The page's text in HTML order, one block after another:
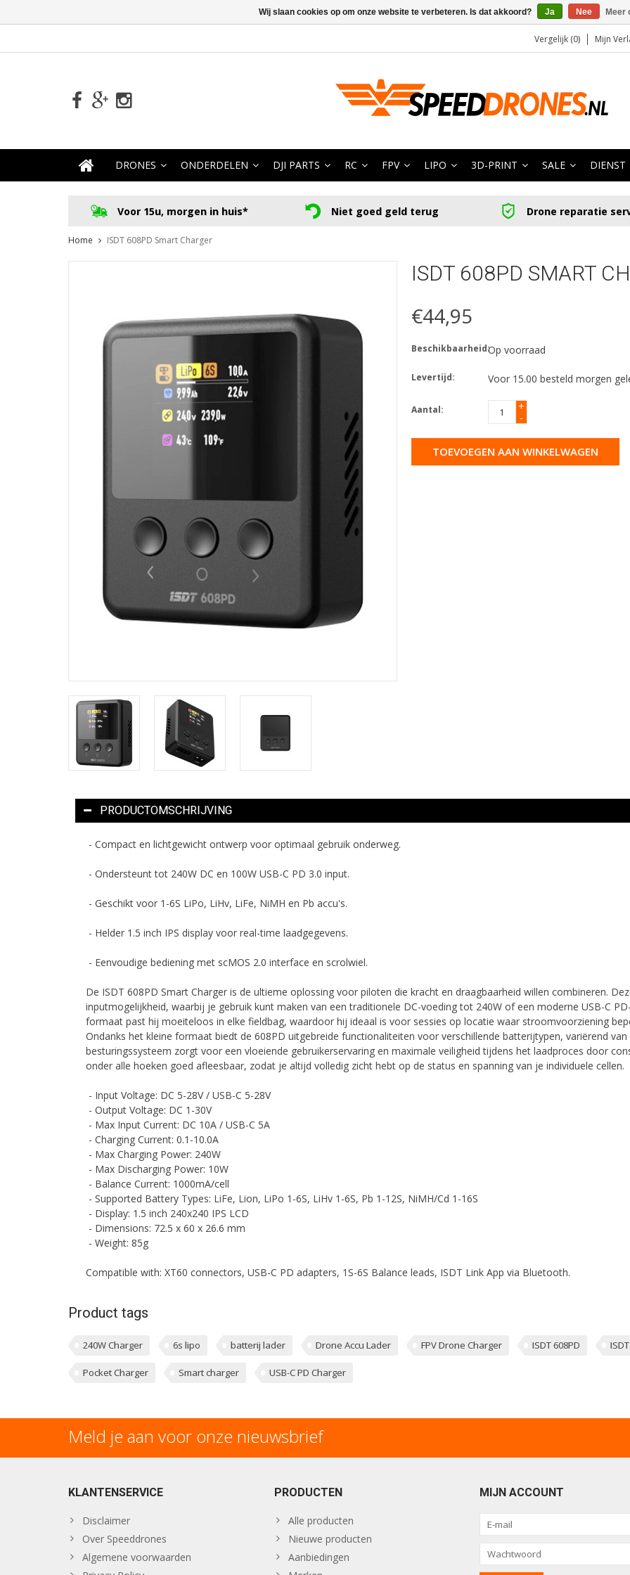
Vergelijk (0) Mijn
DRONES ONDERDELEN DJI PARTS RC FPV LIPO 3D-PRINT SALE DIENST
Voor 15u, morgen in huis* Niet goed geld terug Drone reparatie
Home ISDT 608PD Smart Charger
ISDT 608PD SMART
€44,95
Beschikbaarheid:Op voorraad
Levertijd: Voor 15.00 besteld morgen
Aantal:
+
-
TOEVOEGEN AAN WINKELWAGEN
PRODUCTOMSCHRIJVING
- Compact en lichtgewicht ontwerp voor optimaal gebruik onderweg.
- Ondersteunt tot 240W DC en 100W USB-C PD 3.0 input.
- Geschikt voor 1-6S LiPo, LiHv, LiFe, NiMH en Pb accu's.
- Helder 1.5 inch IPS display voor real-time laadgegevens.
- Eenvoudige bediening met scMOS 2.0 interface en scrolwiel.
De ISDT 608PD Smart Charger is de ultieme oplossing voor piloten die kracht en draagbaarheid willen combineren.
inputmogelijkheid, waarbij je gebruik kunt maken van een traditionele DC-voeding tot 240W of een moderne USB-C
formaat past hij moeiteloos in elke fieldbag, waardoor hij ideaal is voor sessies op locatie waar stroomvoorziening
Ondanks het kleine formaat biedt de 608PD uitgebreide functionaliteiten voor verschillende batterijtypen, variërend
besturingssysteem zorgt voor een vloeiende gebruikerservaring en maximale veiligheid tijdens het laadproces door
onder alle hoeken goed afleesbaar, zodat je altijd volledig zicht hebt op de status en spanning van je individuele cellen.
- Input Voltage: DC 5-28V / USB-C 5-28V
- Output Voltage: DC 1-30V
- Max Input Current: DC 10A / USB-C 5A
- Charging Current: 0.1-10.0A
- Max Charging Power: 240W
- Max Discharging Power: 10W
- Balance Current: 1000mA/cell
- Supported Battery Types: LiFe, Lion, LiPo 1-6S, LiHv 1-6S, Pb 1-12S, NiMH/Cd 1-16S
- Display: 1.5 inch 240x240 IPS LCD
- Dimensions: 72.5 x 60 x 26.6 mm
- Weight: 85g
Compatible with: XT60 connectors, USB-C PD adapters, 1S-6S Balance leads, ISDT Link App via Bluetooth.
Product tags
240W Charger 6s lipo batterij lader Drone Accu Lader FPV Drone Charger ISDT 608PD
Pocket Charger Smart charger USB-C PD Charger
Meld je aan voor onze nieuwsbrief
KLANTENSERVICE
Disclaimer
Over Speeddrones
Algemene voorwaarden
PRODUCTEN
Alle producten
Nieuwe producten
Aanbiedingen
MIJN ACCOUNT
Wij slaan cookies op om onze website te verbeteren. Is dat akkoord? Ja Nee Meer